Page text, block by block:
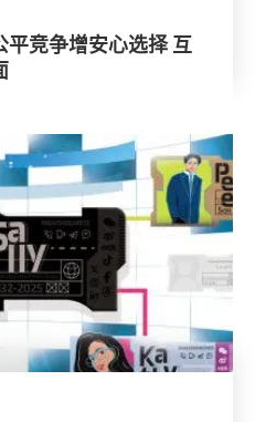
竞争增安心选择 互